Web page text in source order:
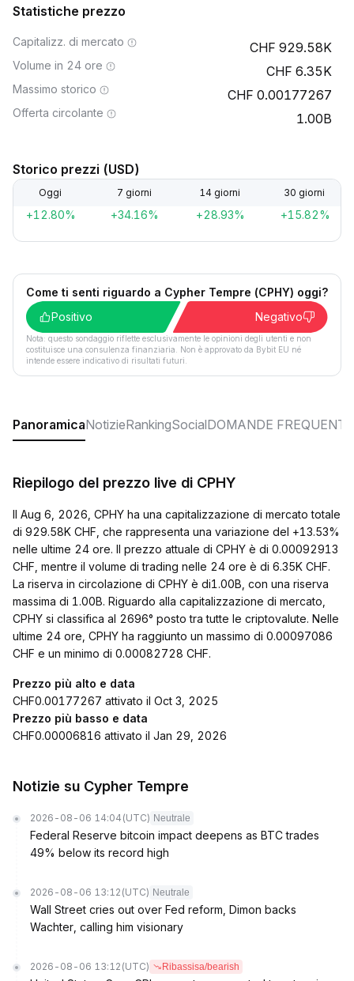
Statistiche prezzo
Capitalizz. di mercato 929.58K
Volume in 24 ore 6.35K
Massimo storico 0.00177267
Offerta circolante 1.00B
Storico prezzi (USD)
Oggi 7 giorni 14 giorni 30 giorni
+12.80% +34.16% +28.93% +15.82%
Come ti senti riguardo a Cypher Tempre (CPHY) oggi?
Positivo
Negativo
Nota: questo sondaggio riflette esclusivamente le opinioni degli utenti e non
costituisce una consulenza finanziaria. Non è approvato da Bybit EU né
intende essere indicativo di risultati futuri.
PanoramicaNotizieRankingSocialDOMANDE FREQUENTI
Riepilogo del prezzo live di CPHY
Il Aug 6, 2026, CPHY ha una capitalizzazione di mercato totale
di 929.58K CHF, che rappresenta una variazione del +13.53%
nelle ultime 24 ore. Il prezzo attuale di CPHY è di 0.00092913
CHF, mentre il volume di trading nelle 24 ore è di 6.35K CHF.
La riserva in circolazione di CPHY è di1.00B, con una riserva
massima di 1.00B. Riguardo alla capitalizzazione di mercato,
CPHY si classifica al 2696° posto tra tutte le criptovalute. Nelle
ultime 24 ore, CPHY ha raggiunto un massimo di 0.00097086
CHF e un minimo di 0.00082728 CHF.
Prezzo più alto e data
CHF0.00177267 attivato il Oct 3, 2025
Prezzo più basso e data
CHF0.00006816 attivato il Jan 29, 2026
Notizie su Cypher Tempre
2026-08-06 14:04 (UTC) Neutrale
Federal Reserve bitcoin impact deepens as BTC trades
49% below its record high
2026-08-06 13:12 (UTC) Neutrale
Wall Street cries out over Fed reform, Dimon backs
Wachter, calling him visionary
2026-08-06 13:12 (UTC) Ribassisa/bearish